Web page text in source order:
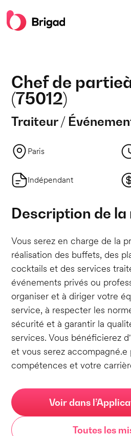
Chef de partie
(75012)
Traiteur /
Paris
Indépendant
Description de la
Vous serez en charge de la
réalisation des buffets, des
cocktails et des services
événements privés ou
organiser et à diriger votre
service, à respecter les
sécurité et à garantir la
services. Vous bénéficierez
et vous serez
compétences et votre
Voir dans
Toutes les